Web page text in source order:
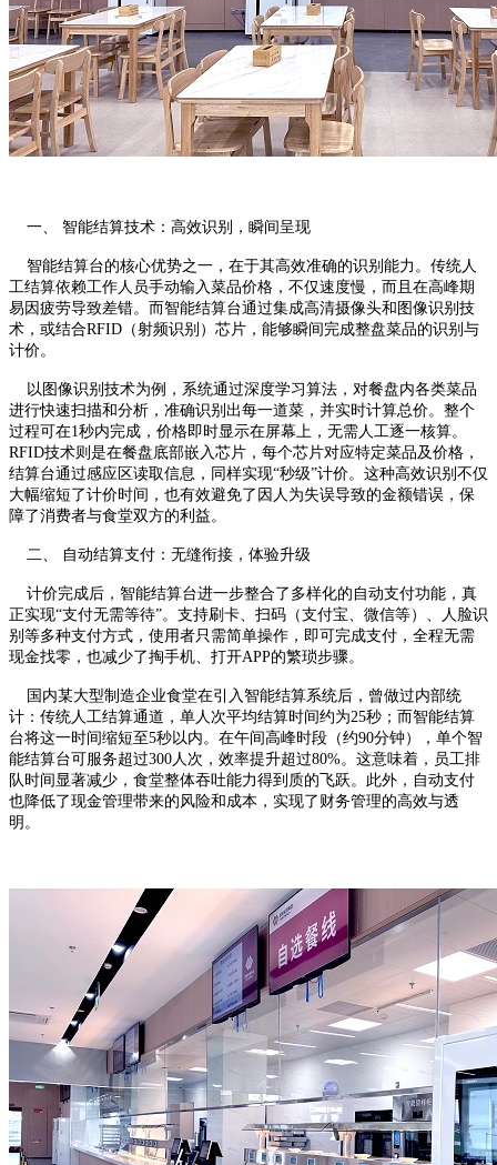
一、 智能结算技术：高效识别，瞬间呈现
智能结算台的核心优势之一，在于其高效准确的识别能力。传统人
工结算依赖工作人员手动输入菜品价格，不仅速度慢，而且在高峰期
易因疲劳导致差错。而智能结算台通过集成高清摄像头和图像识别技
术，或结合RFID（射频识别）芯片，能够瞬间完成整盘菜品的识别与
计价。
以图像识别技术为例，系统通过深度学习算法，对餐盘内各类菜品
进行快速扫描和分析，准确识别出每一道菜，并实时计算总价。整个
过程可在1秒内完成，价格即时显示在屏幕上，无需人工逐一核算。
RFID技术则是在餐盘底部嵌入芯片，每个芯片对应特定菜品及价格，
结算台通过感应区读取信息，同样实现“秒级”计价。这种高效识别不仅
大幅缩短了计价时间，也有效避免了因人为失误导致的金额错误，保
障了消费者与食堂双方的利益。
二、 自动结算支付：无缝衔接，体验升级
计价完成后，智能结算台进一步整合了多样化的自动支付功能，真
正实现“支付无需等待”。支持刷卡、扫码（支付宝、微信等）、人脸识
别等多种支付方式，使用者只需简单操作，即可完成支付，全程无需
现金找零，也减少了掏手机、打开APP的繁琐步骤。
国内某大型制造企业食堂在引入智能结算系统后，曾做过内部统
计：传统人工结算通道，单人次平均结算时间约为25秒；而智能结算
台将这一时间缩短至5秒以内。在午间高峰时段（约90分钟），单个智
能结算台可服务超过300人次，效率提升超过80%。这意味着，员工排
队时间显著减少，食堂整体吞吐能力得到质的飞跃。此外，自动支付
也降低了现金管理带来的风险和成本，实现了财务管理的高效与透
明。